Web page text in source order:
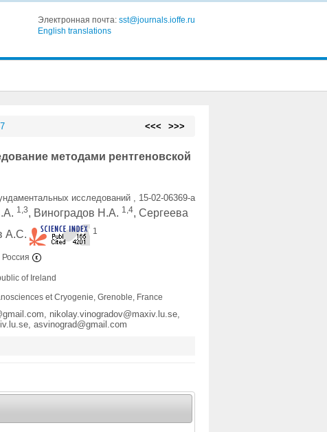
Электронная почта: sst@journals.ioffe.ru
English translations
<<< >>>
методами рентгеновской
исследований , 15-02-06369-a
1,3, Виноградов Н.А. 1,4, Сергеева
А.С. 1
of Ireland
et Cryogenie, Grenoble, France
nikolay.vinogradov@maxiv.lu.se,
asvinograd@gmail.com